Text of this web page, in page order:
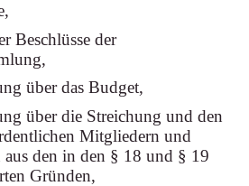
Beschlüsse der
über das Budget,
über die Streichung und den
Mitgliedern und
den in den § 18 und § 19
Gründen,